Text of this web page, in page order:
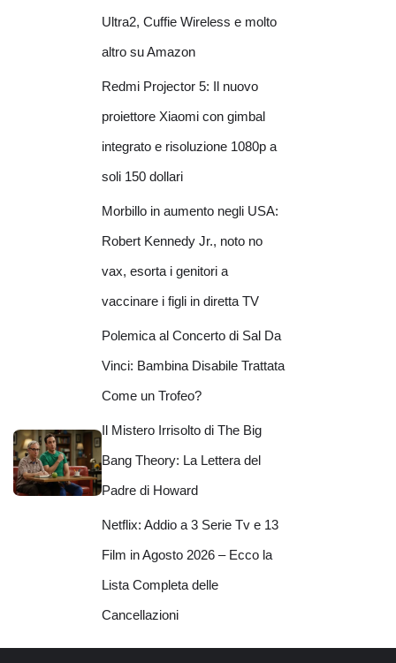
Ultra2, Cuffie Wireless e molto
altro su Amazon
Redmi Projector 5: Il nuovo
proiettore Xiaomi con gimbal
integrato e risoluzione 1080p a
soli 150 dollari
Morbillo in aumento negli USA:
Robert Kennedy Jr., noto no
vax, esorta i genitori a
vaccinare i figli in diretta TV
Polemica al Concerto di Sal Da
Vinci: Bambina Disabile Trattata
Come un Trofeo?
Il Mistero Irrisolto di The Big
Bang Theory: La Lettera del
Padre di Howard
Netflix: Addio a 3 Serie Tv e 13
Film in Agosto 2026 – Ecco la
Lista Completa delle
Cancellazioni